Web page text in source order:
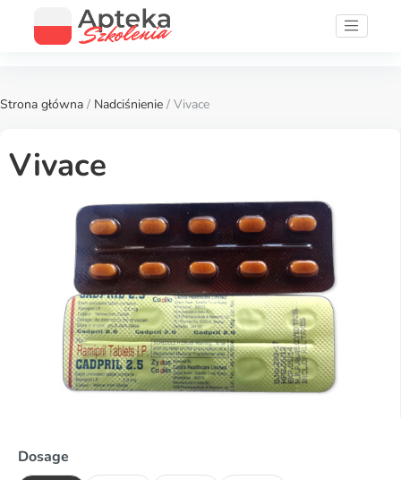
Strona główna / Nadciśnienie / Vivace
Vivace
Dosage